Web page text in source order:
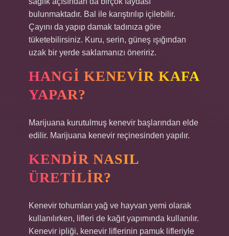
bulunmaktadır. Bal ile karıştırılıp içilebilir.
Çayını da yapıp damak tadınıza göre
tüketebilirsiniz. Kuru, serin, güneş ışığından
uzak bir yerde saklamanızı öneririz.
HANGI KENEVIR KAFA
YAPAR?
Marijuana kurutulmuş kenevir başlarından elde
edilir. Marijuana kenevir reçinesinden yapılır.
KENDIR NASIL
ÜRETILIR?
Kenevir tohumları yağ ve hayvan yemi olarak
kullanılırken, lifleri de kağıt yapımında kullanılır.
Kenevir ipliği, kenevir liflerinin pamuk lifleriyle